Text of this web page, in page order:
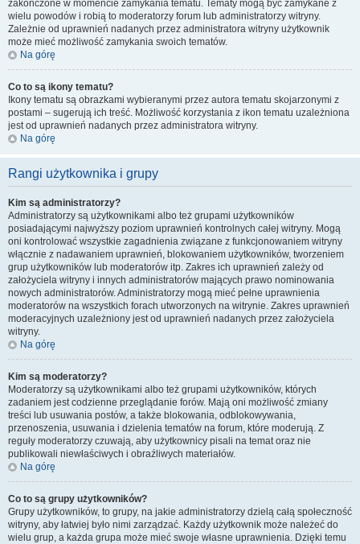
zakończone w momencie zamykania tematu. Tematy mogą być zamykane z
wielu powodów i robią to moderatorzy forum lub administratorzy witryny.
Zależnie od uprawnień nadanych przez administratora witryny użytkownik
może mieć możliwość zamykania swoich tematów.
Na górę
Co to są ikony tematu?
Ikony tematu są obrazkami wybieranymi przez autora tematu skojarzonymi z
postami – sugerują ich treść. Możliwość korzystania z ikon tematu uzależniona
jest od uprawnień nadanych przez administratora witryny.
Na górę
Rangi użytkownika i grupy
Kim są administratorzy?
Administratorzy są użytkownikami albo też grupami użytkowników
posiadającymi najwyższy poziom uprawnień kontrolnych całej witryny. Mogą
oni kontrolować wszystkie zagadnienia związane z funkcjonowaniem witryny
włącznie z nadawaniem uprawnień, blokowaniem użytkowników, tworzeniem
grup użytkowników lub moderatorów itp. Zakres ich uprawnień zależy od
założyciela witryny i innych administratorów mających prawo nominowania
nowych administratorów. Administratorzy mogą mieć pełne uprawnienia
moderatorów na wszystkich forach utworzonych na witrynie. Zakres uprawnień
moderacyjnych uzależniony jest od uprawnień nadanych przez założyciela
witryny.
Na górę
Kim są moderatorzy?
Moderatorzy są użytkownikami albo też grupami użytkowników, których
zadaniem jest codzienne przeglądanie forów. Mają oni możliwość zmiany
treści lub usuwania postów, a także blokowania, odblokowywania,
przenoszenia, usuwania i dzielenia tematów na forum, które moderują. Z
reguły moderatorzy czuwają, aby użytkownicy pisali na temat oraz nie
publikowali niewłaściwych i obraźliwych materiałów.
Na górę
Co to są grupy użytkowników?
Grupy użytkowników, to grupy, na jakie administratorzy dzielą całą społeczność
witryny, aby łatwiej było nimi zarządzać. Każdy użytkownik może należeć do
wielu grup, a każda grupa może mieć swoje własne uprawnienia. Dzięki temu